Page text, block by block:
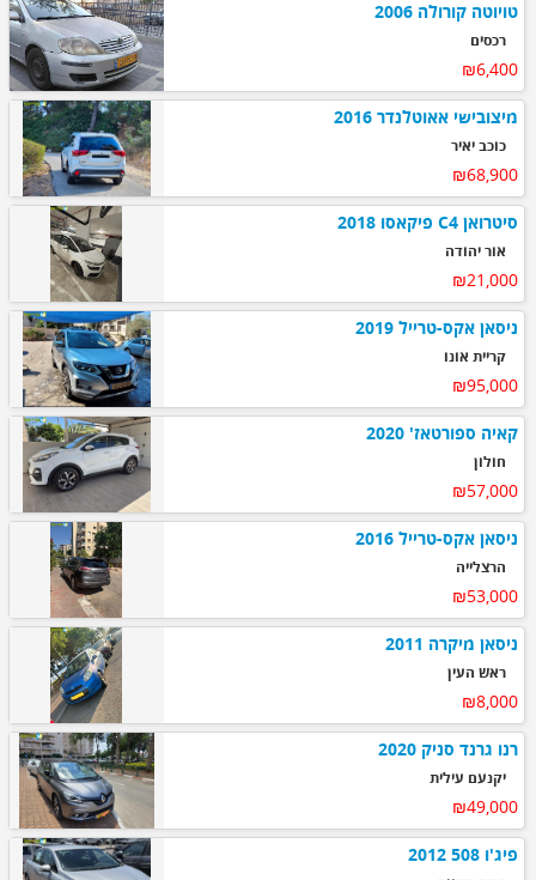
טויוטה קורולה 2006
רכסים
₪6,400
מיצובישי אאוטלנדר 2016
כוכב יאיר
₪68,900
סיטרואן C4 פיקאסו 2018
אור יהודה
₪21,000
ניסאן אקס-טרייל 2019
קריית אונו
₪95,000
קאיה ספורטאז' 2020
חולון
₪57,000
ניסאן אקס-טרייל 2016
הרצלייה
₪53,000
ניסאן מיקרה 2011
ראש העין
₪8,000
רנו גרנד סניק 2020
יקנעם עילית
₪49,000
פיג'ו 508 2012